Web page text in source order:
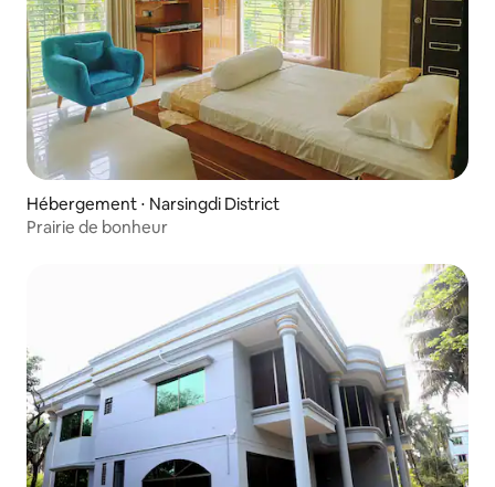
Hébergement ⋅ Narsingdi District
Prairie de bonheur